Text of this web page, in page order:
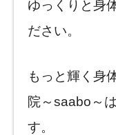
ゆっくりと身
ださい。
もっと輝く身
院～saabo～
す。